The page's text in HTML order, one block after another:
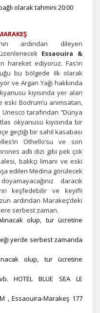
olarak tahmini 20:00
ardından dileyen
Essaouira &
hareket ediyoruz. Fas’ın
bu bölgede ilk olarak
ve Argan Yağı hakkında
kıyısında yer alan
Bodrum’u anımsatan,
tarafından ‘’Dünya
okyanusu kıyısında bir
geçtiği bir sahil kasabası
Othello’su ve son
adlı dizi gibi pek çok
balıkçı limanı ve eski
edilen Medina görülecek
daracık
keşfedebilir ve keyifli
ardından Marakeş’deki
serbest zaman.
olup, tur ücretine
yerde serbest zamanda
olup, tur ücretine
HOTEL BLUE SEA LE
, Essaouira-Marakeş 177